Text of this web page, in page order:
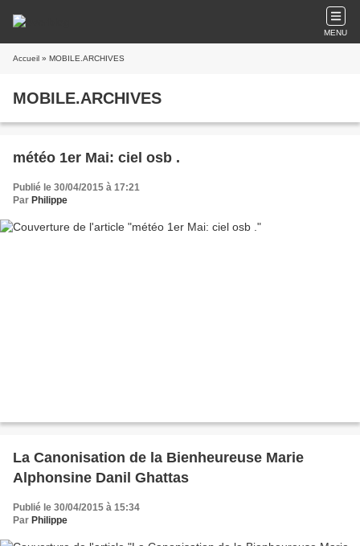
MENU
Accueil » MOBILE.ARCHIVES
MOBILE.ARCHIVES
météo 1er Mai: ciel osb .
Publié le 30/04/2015 à 17:21
Par Philippe
La Canonisation de la Bienheureuse Marie
Alphonsine Danil Ghattas
Publié le 30/04/2015 à 15:34
Par Philippe